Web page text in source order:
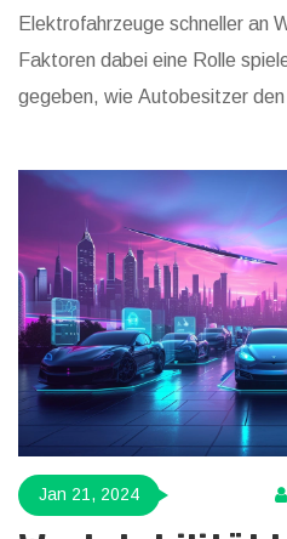
Elektrofahrzeuge schneller an
Faktoren dabei eine Rolle
gegeben, wie Autobesitzer
von Expertenmeinungen und
Artikel einen umfassenden
Autoinvestition in der heutigen
Jan 21, 2024